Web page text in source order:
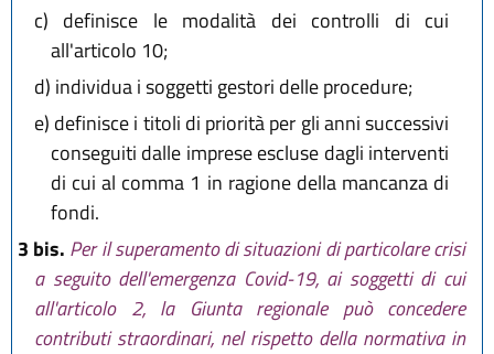
c) definisce le modalità dei controlli di cui
all'articolo 10;
d) individua i soggetti gestori delle procedure;
e) definisce i titoli di priorità per gli anni successivi
conseguiti dalle imprese escluse dagli interventi
di cui al comma 1 in ragione della mancanza di
fondi.
3 bis. Per il superamento di situazioni di particolare crisi
a seguito dell'emergenza Covid-19, ai soggetti di cui
all'articolo 2, la Giunta regionale può concedere
contributi straordinari, nel rispetto della normativa in